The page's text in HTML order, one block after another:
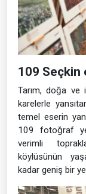
109 Seçkin
Tarım, doğa ve
karelerle
temel eserin
109 fotoğraf
verimli
köylüsünün
kadar geniş bir